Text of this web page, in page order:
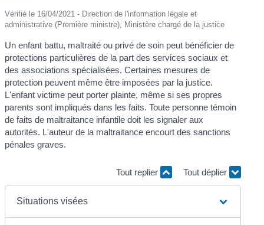
Vérifié le 16/04/2021 - Direction de l'information légale et
administrative (Première ministre), Ministère chargé de la justice
Un enfant battu, maltraité ou privé de soin peut bénéficier de
protections particulières de la part des services sociaux et
des associations spécialisées. Certaines mesures de
protection peuvent même être imposées par la justice.
L'enfant victime peut porter plainte, même si ses propres
parents sont impliqués dans les faits. Toute personne témoin
de faits de maltraitance infantile doit les signaler aux
autorités. L'auteur de la maltraitance encourt des sanctions
pénales graves.
Tout replier Tout déplier
Situations visées